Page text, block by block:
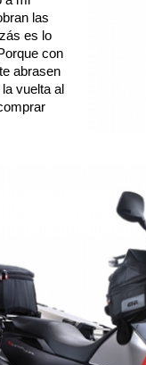
las
es lo
con
abrasen
vuelta al